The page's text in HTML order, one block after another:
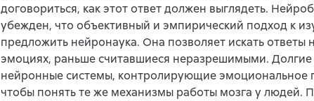
договориться, как этот ответ должен выглядеть.
убежден, что объективный и эмпирический подход к
предложить нейронаука. Она позволяет искать
эмоциях, раньше считавшиеся неразрешимыми.
нейронные системы, контролирующие эмоциональное
чтобы понять те же механизмы работы мозга у людей.